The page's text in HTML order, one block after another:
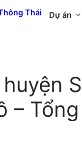
Dự án
–